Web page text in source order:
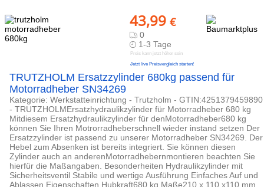
43,99 €
0
1-3 Tage
Preis kann jetzt höher sein
Jetzt live Preisvergleich starten!
TRUTZHOLM Ersatzzylinder 680kg passend für
Motorradheber SN34269
Kategorie: Werkstatteinrichtung - Trutzholm - GTIN:4251379459890
- TRUTZHOLMErsatzhydraulikzylinder für Motorradheber 680 kg
Mitdiesem Ersatzhydraulikzylinder für denMotorradheber680 kg
können Sie Ihren Motrorradheberschnell wieder instand setzen Der
Ersatzzylinder ist passend zu unserer Motorradheber SN34269. Der
Hebel zum Absenken ist bereits integriert. Sie können diesen
Zylinder auch an anderenMotorradhebernmontieren beachten Sie
hierfür die Maßangaben. Besonderheiten Hydraulikzylinder mit
Sicherheitsventil Stabile und wertige Ausführung Einfaches Auf und
Ablassen Eigenschaften Hubkraft680 kg Maße210 x 110 x110 mm